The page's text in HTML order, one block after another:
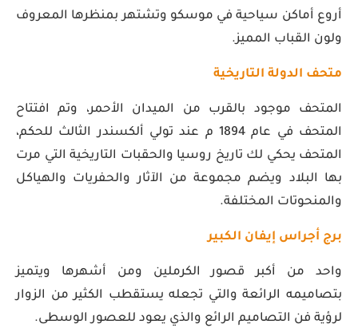
أروع أماكن سياحية في موسكو وتشتهر بمنظرها المعروف
ولون القباب المميز.
متحف الدولة التاريخية
المتحف موجود بالقرب من الميدان الأحمر، وتم افتتاح
المتحف في عام 1894 م عند تولي ألكسندر الثالث للحكم،
المتحف يحكي لك تاريخ روسيا والحقبات التاريخية التي مرت
بها البلاد ويضم مجموعة من الآثار والحفريات والهياكل
والمنحوتات المختلفة.
برج أجراس إيفان الكبير
واحد من أكبر قصور الكرملين ومن أشهرها ويتميز
بتصاميمه الرائعة والتي تجعله يستقطب الكثير من الزوار
لرؤية فن التصاميم الرائع والذي يعود للعصور الوسطى.